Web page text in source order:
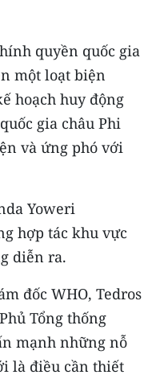
quyền quốc gia
một loạt biện
hoạch huy động
gia châu Phi
và ứng phó với
Yoweri
hợp tác khu vực
diễn ra.
đốc WHO, Tedros
Tổng thống
mạnh những nỗ
là điều cần thiết